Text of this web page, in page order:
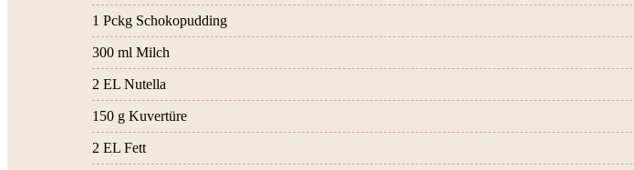
1 Pckg Schokopudding
300 ml Milch
2 EL Nutella
150 g Kuvertüre
2 EL Fett